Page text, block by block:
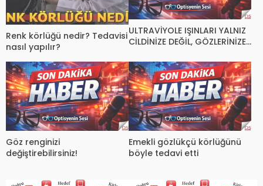
Renk körlüğü nedir? Tedavisi
nasıl yapılır?
ULTRAVİYOLE IŞINLARI YALNIZ
CİLDİNİZE DEĞİL, GÖZLERİNİZE
Göz renginizi
değiştirebilirsiniz!
Emekli gözlükçü körlüğünü
böyle tedavi etti